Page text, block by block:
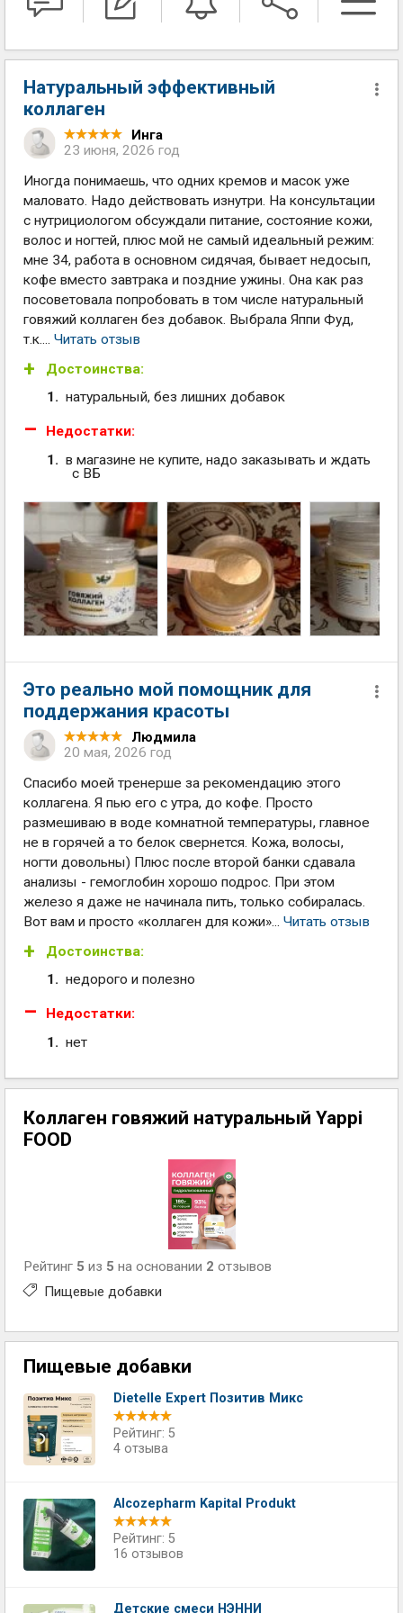
Натуральный эффективный
коллаген
Инга
23 июня, 2026 год
Иногда понимаешь, что одних кремов и масок уже
маловато. Надо действовать изнутри. На консультации
с нутрициологом обсуждали питание, состояние кожи,
волос и ногтей, плюс мой не самый идеальный режим:
мне 34, работа в основном сидячая, бывает недосып,
кофе вместо завтрака и поздние ужины. Она как раз
посоветовала попробовать в том числе натуральный
говяжий коллаген без добавок. Выбрала Яппи Фуд,
т.к.... Читать отзыв
Достоинства:
натуральный, без лишних добавок
Недостатки:
в магазине не купите, надо заказывать и ждать
с ВБ
Это реально мой помощник для
поддержания красоты
Людмила
20 мая, 2026 год
Спасибо моей тренерше за рекомендацию этого
коллагена. Я пью его с утра, до кофе. Просто
размешиваю в воде комнатной температуры, главное
не в горячей а то белок свернется. Кожа, волосы,
ногти довольны) Плюс после второй банки сдавала
анализы - гемоглобин хорошо подрос. При этом
железо я даже не начинала пить, только собиралась.
Вот вам и просто «коллаген для кожи»... Читать отзыв
Достоинства:
недорого и полезно
Недостатки:
нет
Коллаген говяжий натуральный Yappi
FOOD
Рейтинг 5 из 5 на основании 2 отзывов
Пищевые добавки
Пищевые добавки
Dietelle Expert Позитив Микс
Рейтинг: 5
4 отзыва
Alcozepharm Kapital Produkt
Рейтинг: 5
16 отзывов
Детские смеси НЭННИ